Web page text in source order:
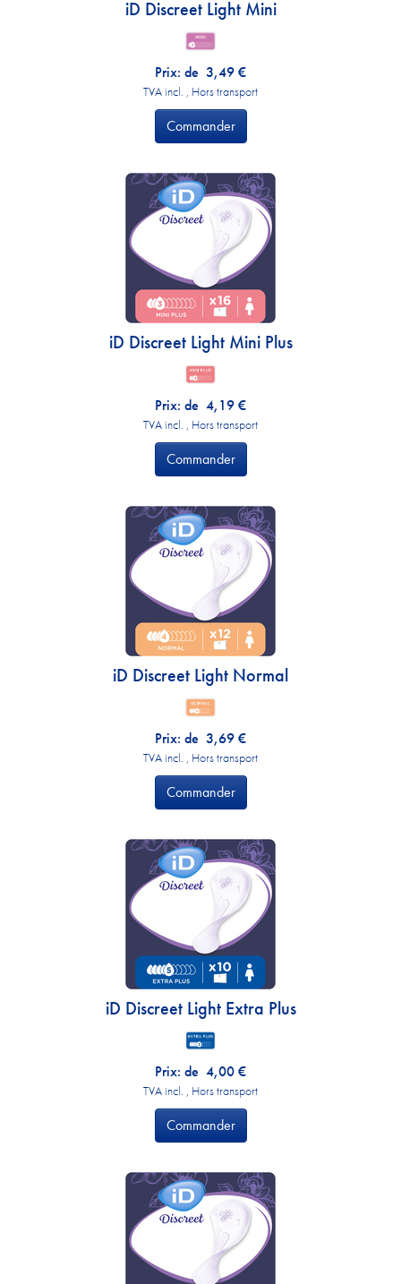
iD Discreet Light Mini
Prix: de 3,49€
TVA incl. , Hors transport
Commander
iD Discreet Light Mini Plus
Prix: de 4,19€
TVA incl. , Hors transport
Commander
iD Discreet Light Normal
Prix: de 3,69€
TVA incl. , Hors transport
Commander
iD Discreet Light Extra Plus
Prix: de 4,00€
TVA incl. , Hors transport
Commander